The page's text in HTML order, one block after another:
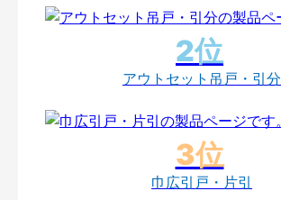
アウトセット吊戸・引分
巾広引戸・片引